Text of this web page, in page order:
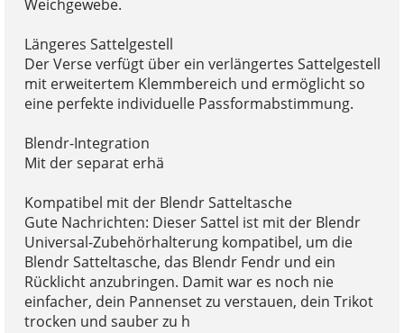
Weichgewebe.
Längeres Sattelgestell
Der Verse verfügt über ein verlängertes Sattelgestell
mit erweitertem Klemmbereich und ermöglicht so
eine perfekte individuelle Passformabstimmung.
Blendr-Integration
Mit der separat erhä
Kompatibel mit der Blendr Satteltasche
Gute Nachrichten: Dieser Sattel ist mit der Blendr
Universal-Zubehörhalterung kompatibel, um die
Blendr Satteltasche, das Blendr Fendr und ein
Rücklicht anzubringen. Damit war es noch nie
einfacher, dein Pannenset zu verstauen, dein Trikot
trocken und sauber zu h